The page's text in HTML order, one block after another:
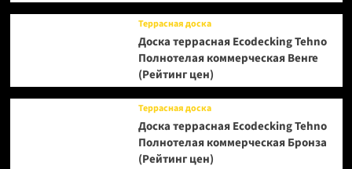
Террасная доска
Доска террасная Ecodecking Tehno
Полнотелая коммерческая Венге
(Рейтинг цен)
Террасная доска
Доска террасная Ecodecking Tehno
Полнотелая коммерческая Бронза
(Рейтинг цен)